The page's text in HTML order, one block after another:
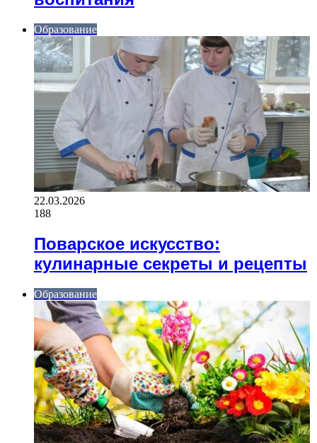
Образование
22.03.2026
188
Поварское искусство:
кулинарные секреты и рецепты
Образование